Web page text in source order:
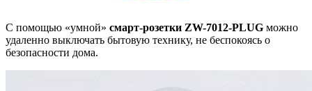
С помощью «умной» смарт-розетки ZW-7012-PLUG можно
удаленно выключать бытовую технику, не беспокоясь о
безопасности дома.